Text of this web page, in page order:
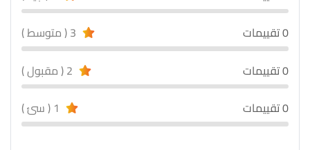
0 تقييمات
0 تقييمات
0 تقييمات